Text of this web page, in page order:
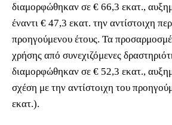
διαμορφώθηκαν σε € 66,3 εκατ.,
έναντι € 47,3 εκατ. την αντίστοιχη
προηγούμενου έτους. Τα
χρήσης από συνεχιζόμενες
διαμορφώθηκαν σε € 52,3 εκατ.,
σχέση με την αντίστοιχη του
εκατ.).